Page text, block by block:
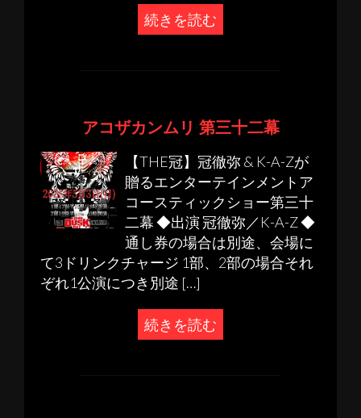
続きを読む
アコザカンムリ 第三十二幕
【THE冠】冠徹弥 & K-A-Zが
贈るエンターテインメントア
コースティックショー第三十
二幕 ◆出演 冠徹弥／K-A-Z ◆
通し券の場合は別途、会場に
て3ドリンクチャージ 1部、2部の場合それ
ぞれ1公演につき別途 […]
続きを読む